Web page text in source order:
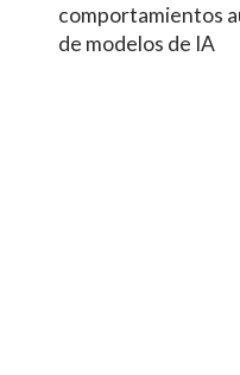
comportamientos
de modelos de IA